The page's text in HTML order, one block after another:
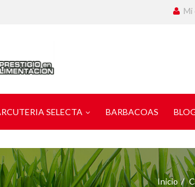
Mi
SELECTA BARBACOAS
Inicio